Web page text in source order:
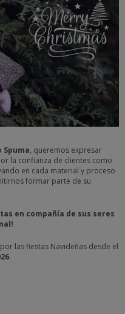
Spuma, queremos expresar
la confianza de clientes como
en cada material y proceso
formar parte de su
en compañía de sus seres
por las fiestas Navideñas desde el
.